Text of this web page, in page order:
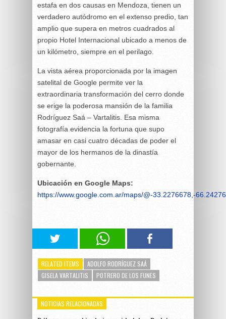
estafa en dos causas en Mendoza, tienen un
verdadero autódromo en el extenso predio, tan
amplio que supera en metros cuadrados al
propio Hotel Internacional ubicado a menos de
un kilómetro, siempre en el perilago.
La vista aérea proporcionada por la imagen
satelital de Google permite ver la
extraordinaria transformación del cerro donde
se erige la poderosa mansión de la familia
Rodríguez Saá – Vartalitis. Esa misma
fotografía evidencia la fortuna que supo
amasar en casi cuatro décadas de poder el
mayor de los hermanos de la dinastía
gobernante.
Ubicación en Google Maps:
https://www.google.com.ar/maps/@-33.2276678,-
RELATED ITEMS
ADOLFO RODRÍGUEZ SAÁ
GISELA VARTALITIS
POTRERO DE LOS FUNES
NOTICIAS RELACIONADAS